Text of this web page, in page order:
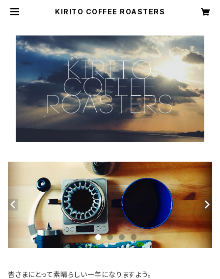
KIRITO COFFEE ROASTERS
皆さまにとって素晴らしい一年になりますよう。